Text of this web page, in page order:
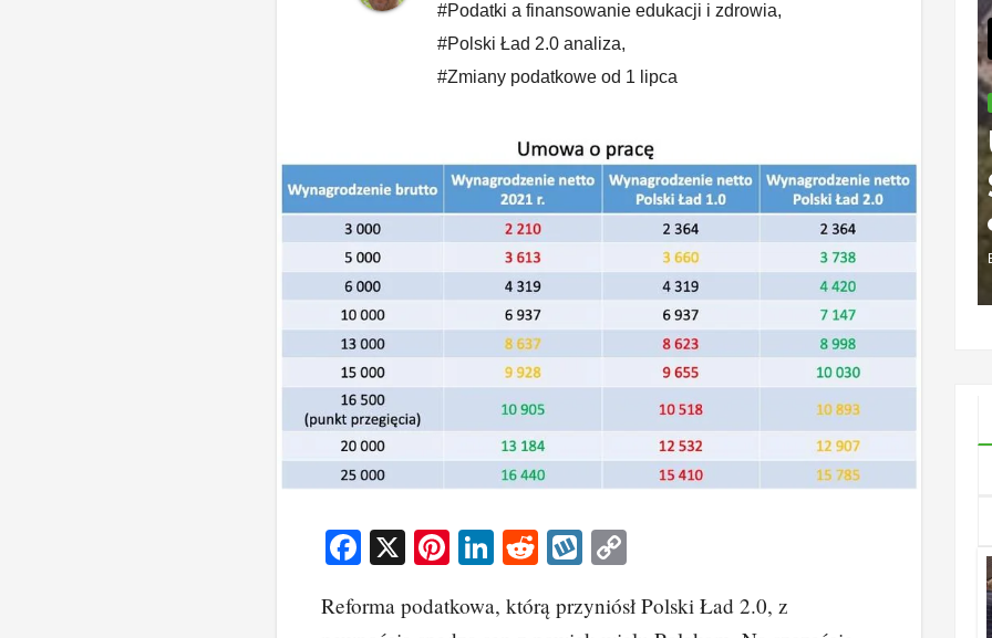
#Podatki a finansowanie edukacji i zdrowia,
#Polski Ład 2.0 analiza,
#Zmiany podatkowe od 1 lipca
F
c
X
Pi
er
Li
k
R
d
W
o
p
Reforma podatkowa, którą przyniósł Polski Ład 2.0, z
od
kto
ile
2026-08-06
BOGDAN